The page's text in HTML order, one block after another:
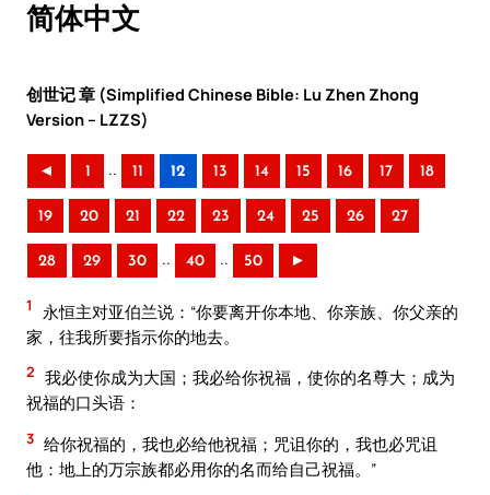
简体中文
创世记 章 (Simplified Chinese Bible: Lu Zhen Zhong
Version – LZZS)
◄ 1 .. 11 12 13 14 15 16 17 18
19 20 21 22 23 24 25 26 27
28 29 30 .. 40 .. 50 ►
1
永恒主对亚伯兰说：“你要离开你本地、你亲族、你父亲的
家，往我所要指示你的地去。
2 我必使你成为大国；我必给你祝福，使你的名尊大；成为
祝福的口头语：
3 给你祝福的，我也必给他祝福；咒诅你的，我也必咒诅
他：地上的万宗族都必用你的名而给自己祝福。”